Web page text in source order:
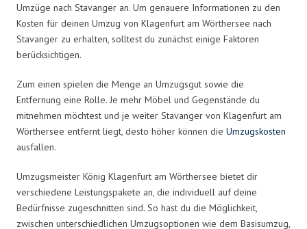
Umzüge nach Stavanger an. Um genauere Informationen zu den
Kosten für deinen Umzug von Klagenfurt am Wörthersee nach
Stavanger zu erhalten, solltest du zunächst einige Faktoren
berücksichtigen.
Zum einen spielen die Menge an Umzugsgut sowie die
Entfernung eine Rolle. Je mehr Möbel und Gegenstände du
mitnehmen möchtest und je weiter Stavanger von Klagenfurt am
Wörthersee entfernt liegt, desto höher können die Umzugskosten
ausfallen.
Umzugsmeister König Klagenfurt am Wörthersee bietet dir
verschiedene Leistungspakete an, die individuell auf deine
Bedürfnisse zugeschnitten sind. So hast du die Möglichkeit,
zwischen unterschiedlichen Umzugsoptionen wie dem Basisumzug,